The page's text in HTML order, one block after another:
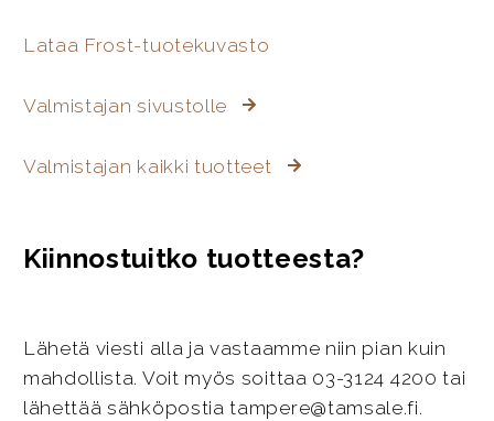
Lataa Frost-tuotekuvasto
Valmistajan sivustolle
Valmistajan kaikki tuotteet
Kiinnostuitko tuotteesta?
Lähetä viesti alla ja vastaamme niin pian kuin
mahdollista. Voit myös soittaa 03-3124 4200 tai
lähettää sähköpostia tampere@tamsale.fi.